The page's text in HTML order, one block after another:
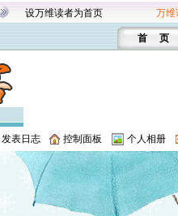
设万维读者为首页 万维
首 页
发表日志 控制面板 个人相册